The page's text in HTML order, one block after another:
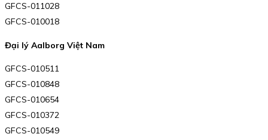
GFCS-011028
GFCS-010018
Đại lý Aalborg Việt Nam
GFCS-010511
GFCS-010848
GFCS-010654
GFCS-010372
GFCS-010549